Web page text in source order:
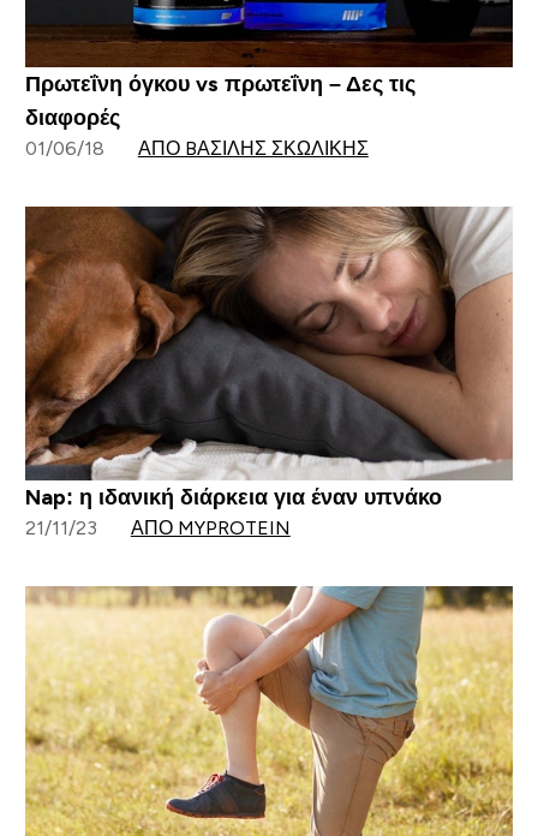
Πρωτεΐνη όγκου vs πρωτεΐνη – Δες τις
διαφορές
01/06/18 ΑΠΌ BΑΣΊΛΗΣ ΣΚΩΛΊΚΗΣ
Nap: η ιδανική διάρκεια για έναν υπνάκο
21/11/23 ΑΠΌ MYPROTEIN